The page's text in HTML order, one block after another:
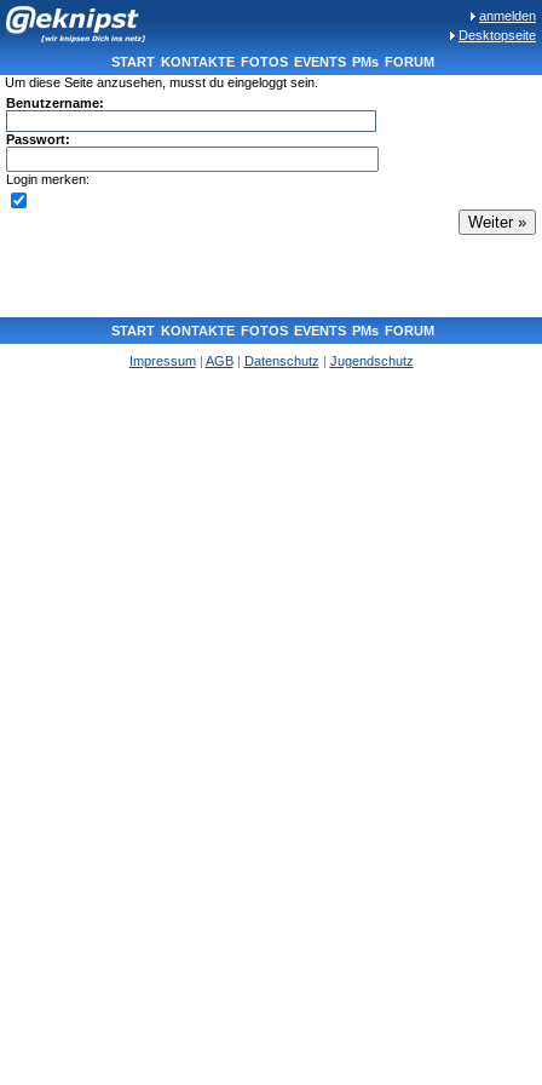
anmelden
Desktopseite
START KONTAKTE FOTOS EVENTS PMs FORUM
Um diese Seite anzusehen, musst du eingeloggt sein.
Benutzername:
Passwort:
Login merken:
START KONTAKTE FOTOS EVENTS PMs FORUM
Impressum| AGB| Datenschutz | Jugendschutz